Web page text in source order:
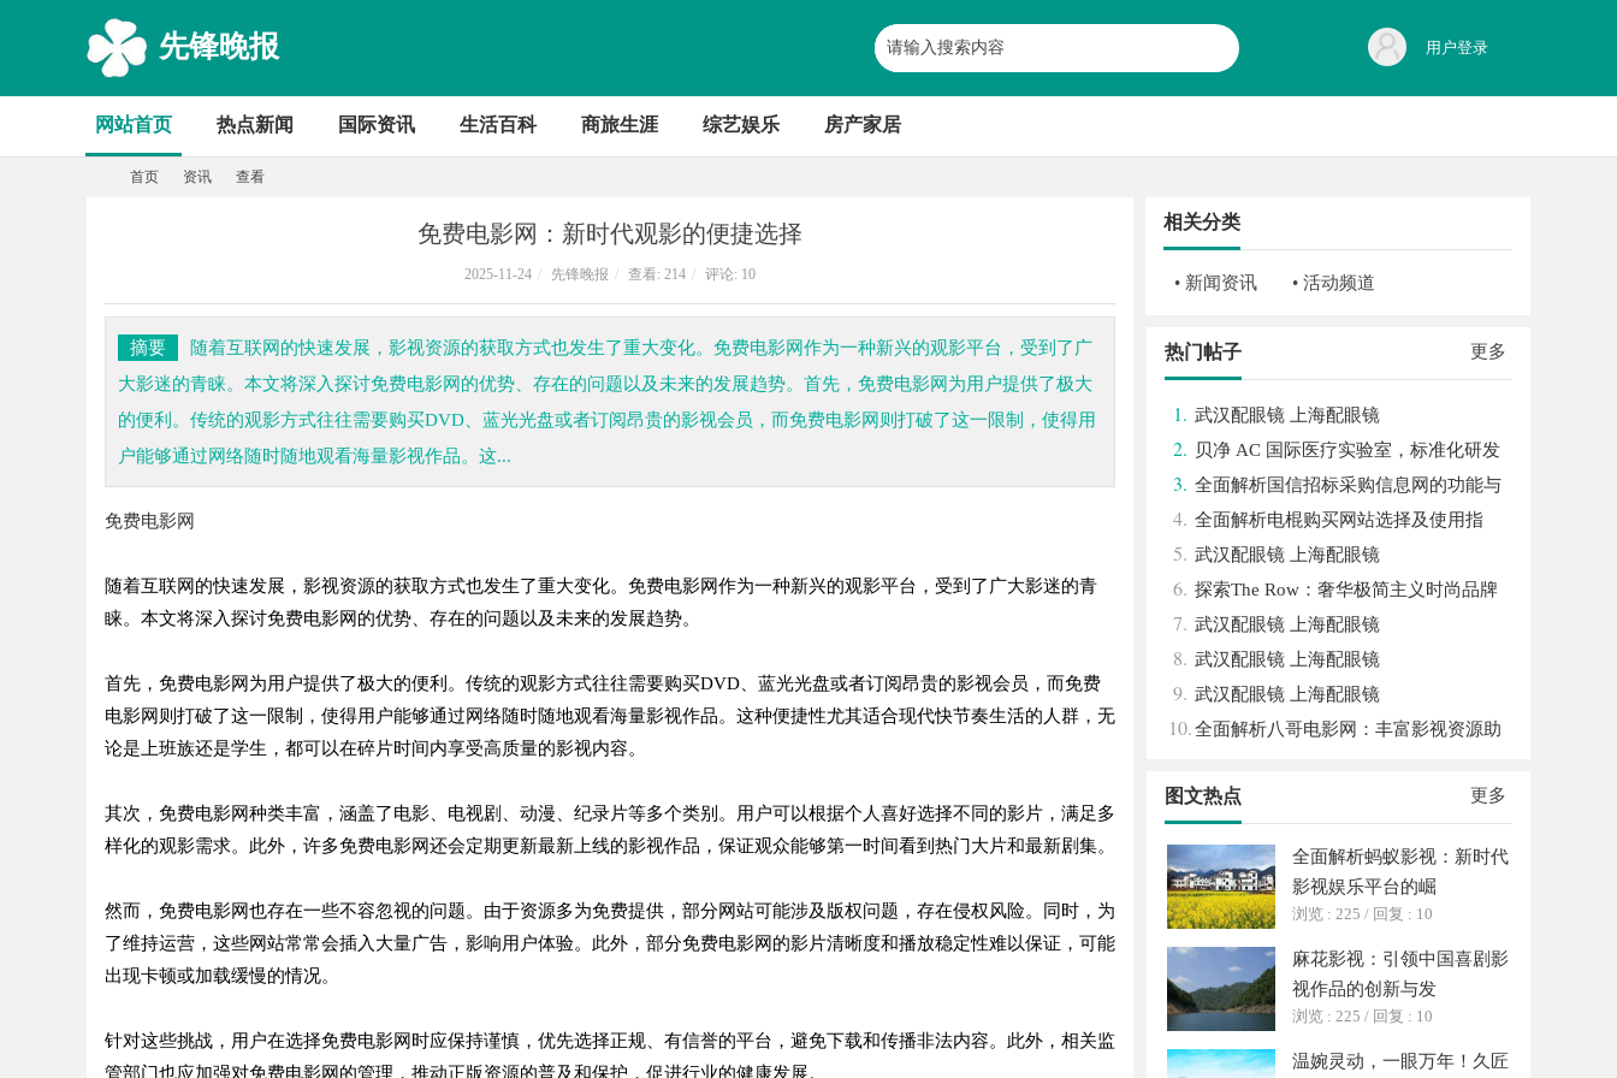
先锋晚报 用户登录
网站首页 热点新闻 国际资讯 生活百科 商旅生涯 综艺娱乐 房产家居
首页 资讯 查看
免费电影网：新时代观影的便捷选择
2025-11-24 / 先锋晚报 / 查看: 214 / 评论: 10
摘要
随着互联网的快速发展，影视资源的获取方式也发生了重大变化。免费电影网作为一种新兴的观影平台，受到了广
大影迷的青睐。本文将深入探讨免费电影网的优势、存在的问题以及未来的发展趋势。首先，免费电影网为用户提供了极大
的便利。传统的观影方式往往需要购买DVD、蓝光光盘或者订阅昂贵的影视会员，而免费电影网则打破了这一限制，使得用
户能够通过网络随时随地观看海量影视作品。这...
免费电影网
随着互联网的快速发展，影视资源的获取方式也发生了重大变化。免费电影网作为一种新兴的观影平台，受到了广大影迷的青
睐。本文将深入探讨免费电影网的优势、存在的问题以及未来的发展趋势。
首先，免费电影网为用户提供了极大的便利。传统的观影方式往往需要购买DVD、蓝光光盘或者订阅昂贵的影视会员，而免费
电影网则打破了这一限制，使得用户能够通过网络随时随地观看海量影视作品。这种便捷性尤其适合现代快节奏生活的人群，无
论是上班族还是学生，都可以在碎片时间内享受高质量的影视内容。
其次，免费电影网种类丰富，涵盖了电影、电视剧、动漫、纪录片等多个类别。用户可以根据个人喜好选择不同的影片，满足多
样化的观影需求。此外，许多免费电影网还会定期更新最新上线的影视作品，保证观众能够第一时间看到热门大片和最新剧集。
然而，免费电影网也存在一些不容忽视的问题。由于资源多为免费提供，部分网站可能涉及版权问题，存在侵权风险。同时，为
了维持运营，这些网站常常会插入大量广告，影响用户体验。此外，部分免费电影网的影片清晰度和播放稳定性难以保证，可能
出现卡顿或加载缓慢的情况。
针对这些挑战，用户在选择免费电影网时应保持谨慎，优先选择正规、有信誉的平台，避免下载和传播非法内容。此外，相关监
管部门也应加强对免费电影网的管理，推动正版资源的普及和保护，促进行业的健康发展。
相关分类
• 新闻资讯 • 活动频道
更多
热门帖子
1. 武汉配眼镜 上海配眼镜
2. 贝净 AC 国际医疗实验室，标准化研发
体系全解析
3. 全面解析国信招标采购信息网的功能与
优势
4. 全面解析电棍购买网站选择及使用指
南，保障安全与合法性
5. 武汉配眼镜 上海配眼镜
6. 探索The Row：奢华极简主义时尚品牌
的崛起与魅力解析
7. 武汉配眼镜 上海配眼镜
8. 武汉配眼镜 上海配眼镜
9. 武汉配眼镜 上海配眼镜
10.全面解析八哥电影网：丰富影视资源助
更多
图文热点
全面解析蚂蚁影视：新时代
影视娱乐平台的崛
浏览 : 225 / 回复 : 10
麻花影视：引领中国喜剧影
视作品的创新与发
浏览 : 225 / 回复 : 10
温婉灵动，一眼万年！久匠